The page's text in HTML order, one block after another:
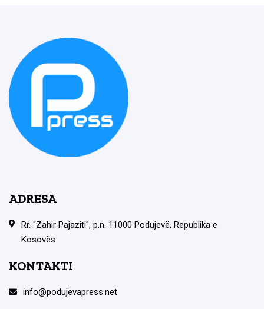
ADRESA
Rr. "Zahir Pajaziti", p.n. 11000 Podujevë, Republika e
Kosovës.
KONTAKTI
info@podujevapress.net